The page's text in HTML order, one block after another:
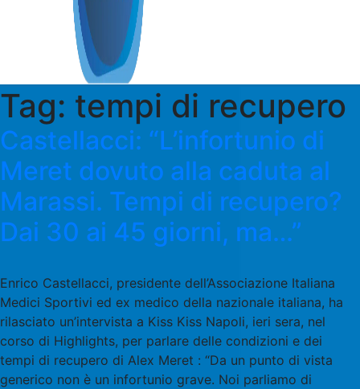
Tag: tempi di recupero
Castellacci: “L’infortunio di
Meret dovuto alla caduta al
Marassi. Tempi di recupero?
Dai 30 ai 45 giorni, ma…”
Enrico Castellacci, presidente dell’Associazione Italiana
Medici Sportivi ed ex medico della nazionale italiana, ha
rilasciato un’intervista a Kiss Kiss Napoli, ieri sera, nel
corso di Highlights, per parlare delle condizioni e dei
tempi di recupero di Alex Meret : “Da un punto di vista
generico non è un infortunio grave. Noi parliamo di